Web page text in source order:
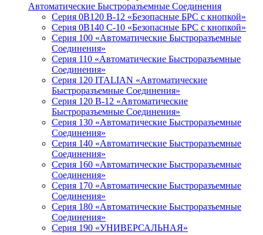
Автоматические Быстроразъемные Соединения
Серия 0B120 B-12 «Безопасные БРС с кнопкой»
Серия 0B140 C-10 «Безопасные БРС с кнопкой»
Серия 100 «Автоматические Быстроразъемные
Соединения»
Серия 110 «Автоматические Быстроразъемные
Соединения»
Серия 120 ITALIAN «Автоматические
Быстроразъемные Соединения»
Серия 120 B-12 «Автоматические
Быстроразъемные Соединения»
Серия 130 «Автоматические Быстроразъемные
Соединения»
Серия 140 «Автоматические Быстроразъемные
Соединения»
Серия 160 «Автоматические Быстроразъемные
Соединения»
Серия 170 «Автоматические Быстроразъемные
Соединения»
Серия 180 «Автоматические Быстроразъемные
Соединения»
Серия 190 «УНИВЕРСАЛЬНАЯ»